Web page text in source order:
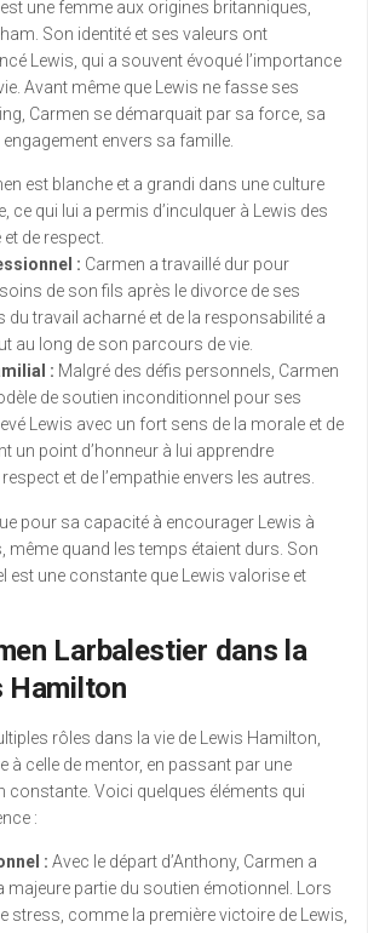
une femme aux origines britanniques,
Son identité et ses valeurs ont
Lewis, qui a souvent évoqué l’importance
Avant même que Lewis ne fasse ses
Carmen se démarquait par sa force, sa
envers sa famille.
est blanche et a grandi dans une culture
ce qui lui a permis d’inculquer à Lewis des
et de respect.
: Carmen a travaillé dur pour
de son fils après le divorce de ses
du travail acharné et de la responsabilité a
au long de son parcours de vie.
: Malgré des défis personnels, Carmen
de soutien inconditionnel pour ses
Lewis avec un fort sens de la morale et de
un point d’honneur à lui apprendre
et de l’empathie envers les autres.
pour sa capacité à encourager Lewis à
même quand les temps étaient durs. Son
est une constante que Lewis valorise et
Larbalestier dans la
Hamilton
rôles dans la vie de Lewis Hamilton,
à celle de mentor, en passant par une
constante. Voici quelques éléments qui
:
: Avec le départ d’Anthony, Carmen a
majeure partie du soutien émotionnel. Lors
stress, comme la première victoire de Lewis,